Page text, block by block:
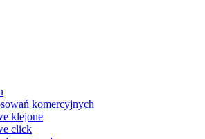
komercyjnych
klejone
click